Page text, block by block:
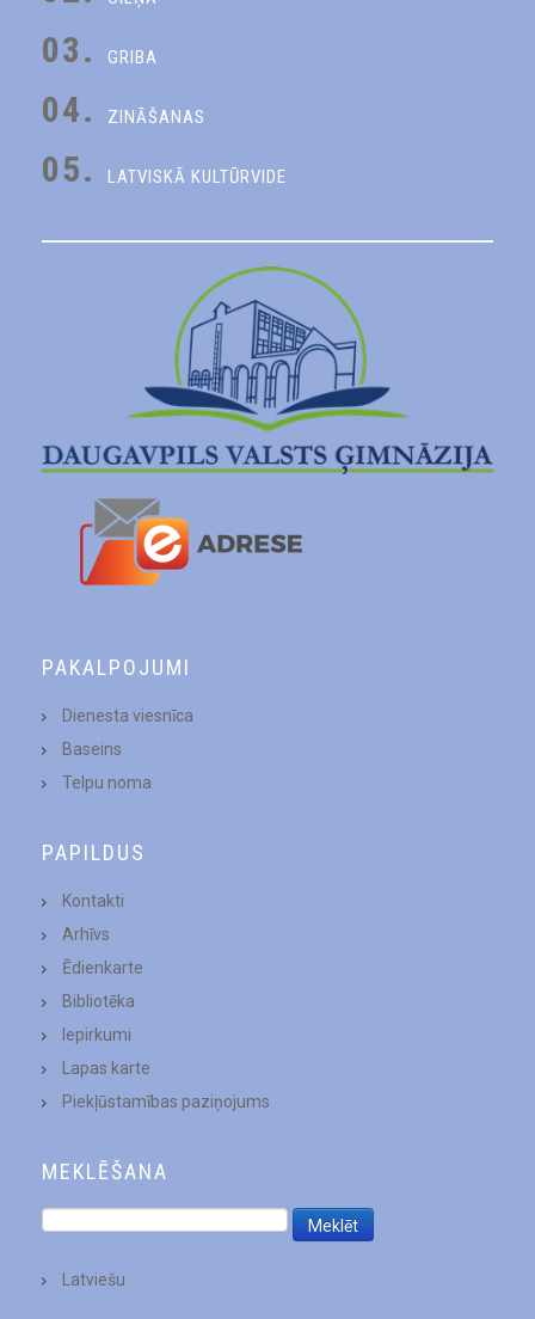
03. GRIBA
04. ZINĀŠANAS
05. LATVISKĀ KULTŪRVIDE
PAKALPOJUMI
Dienesta viesnīca
Baseins
Telpu noma
PAPILDUS
Kontakti
Arhīvs
Ēdienkarte
Bibliotēka
Iepirkumi
Lapas karte
Piekļūstamības paziņojums
MEKLĒŠANA
Latviešu